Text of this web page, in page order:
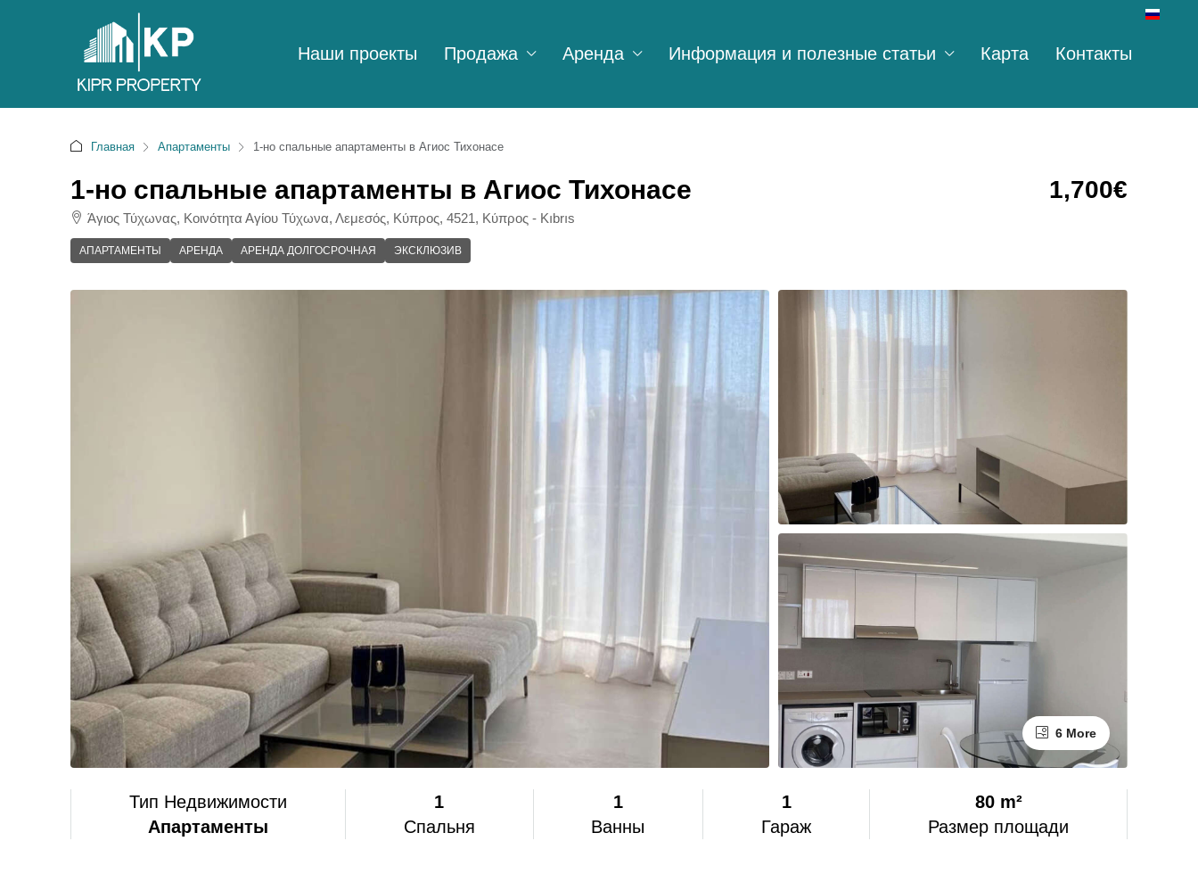
Наши проекты Продажа Аренда Информация и полезные статьи Карта Контакты
Главная Апартаменты 1-но спальные апартаменты в Агиос Тихонасе
1-но спальные апартаменты в Агиос Тихонасе
Άγιος Τύχωνας, Κοινότητα Αγίου Τύχωνα, Λεμεσός, Κύπρος, 4521, Κύπρος - Kıbrıs
АПАРТАМЕНТЫ АРЕНДА АРЕНДА ДОЛГОСРОЧНАЯ ЭКСКЛЮЗИВ
1,700€
6 More
Тип Недвижимости
Апартаменты
1
Спальня
1
Ванны
1
Гараж
80 m²
Размер площади